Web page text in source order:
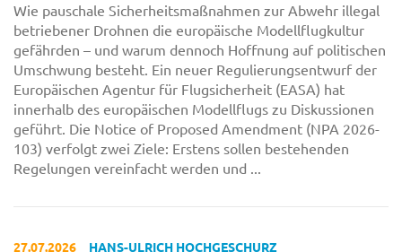
Wie pauschale Sicherheitsmaßnahmen zur Abwehr illegal
betriebener Drohnen die europäische Modellflugkultur
gefährden – und warum dennoch Hoffnung auf politischen
Umschwung besteht. Ein neuer Regulierungsentwurf der
Europäischen Agentur für Flugsicherheit (EASA) hat
innerhalb des europäischen Modellflugs zu Diskussionen
geführt. Die Notice of Proposed Amendment (NPA 2026-
103) verfolgt zwei Ziele: Erstens sollen bestehenden
Regelungen vereinfacht werden und ...
27.07.2026 HANS-ULRICH HOCHGESCHURZ